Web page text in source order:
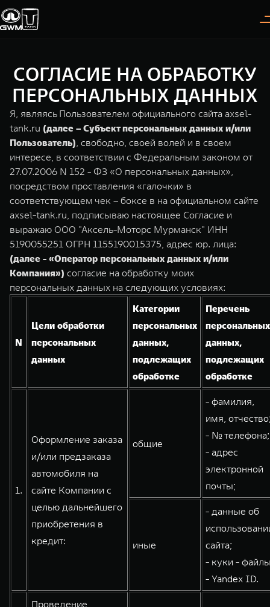
Модели
TANK 300
Следуй за открытиями
от 3 999 000 ₽
TANK 400
За пределы возможного
от 5 599 000 ₽
Веди за собой
от 6 499 000 ₽
TANK 700
Сила признания
от 10 199 000 ₽
WEY 07
Расширяя границы комфорта
от 6 149 000 ₽
Эстетика нового времени
от 5 699 000 ₽
WEY 80 Лаундж
от 8 099 000 ₽
Покупателям
ВЫБОР АВТОМОБИЛЯ
Спецпредложения
Конфигуратор
Тест-драйв
Зарядные станции
ПОКУПКА АВТОМОБИЛЯ
TANK Финансы
Корпоративным клиентам
TANK ФИНАНСЫ
TANK Кредит
Владельцам
ГАРАНТИЯ И ПОДДЕРЖКА
Гарантия
Помощь на дороге
СЕРВИС
Калькулятор ТО
Нулевое ТО
Сервис
Специальные предложения
Моторные масла
ЦИФРОВЫЕ СЕРВИСЫ TANK
О дилере
ИНФОРМАЦИЯ
О нас
35 лет GWM
GWM ТЕХ ДЕНЬ
Новости
СОГЛАСИЕ НА ОБРАБОТКУ
ПЕРСОНАЛЬНЫХ ДАННЫХ
Я, являясь Пользователем официального сайта axsel-
tank.ru (далее – Субъект персональных данных и/или
Пользователь), свободно, своей волей и в своем
интересе, в соответствии с Федеральным законом от
27.07.2006 N 152 - ФЗ «О персональных данных»,
посредством проставления «галочки» в
соответствующем чек – боксе в на официальном сайте
axsel-tank.ru, подписываю настоящее Согласие и
выражаю ООО "Аксель-Моторс Мурманск" ИНН
5190055251 ОГРН 1155190015375, адрес юр. лица:
(далее - «Оператор персональных данных и/или
Компания») согласие на обработку моих
персональных данных на следующих условиях:
N
Цели обработки
персональных
данных
Категории
персональных
данных,
подлежащих
обработке
Перечень
персональных
данных,
подлежащих
обработке
1.
Оформление заказа
и/или предзаказа
автомобиля на
сайте Компании с
целью дальнейшего
приобретения в
кредит:
общие
- фамилия,
имя,
- № телефона;
- адрес
электронной
почты;
иные
- данные об
сайта;
- куки -
- Yandex ID.
Проведение